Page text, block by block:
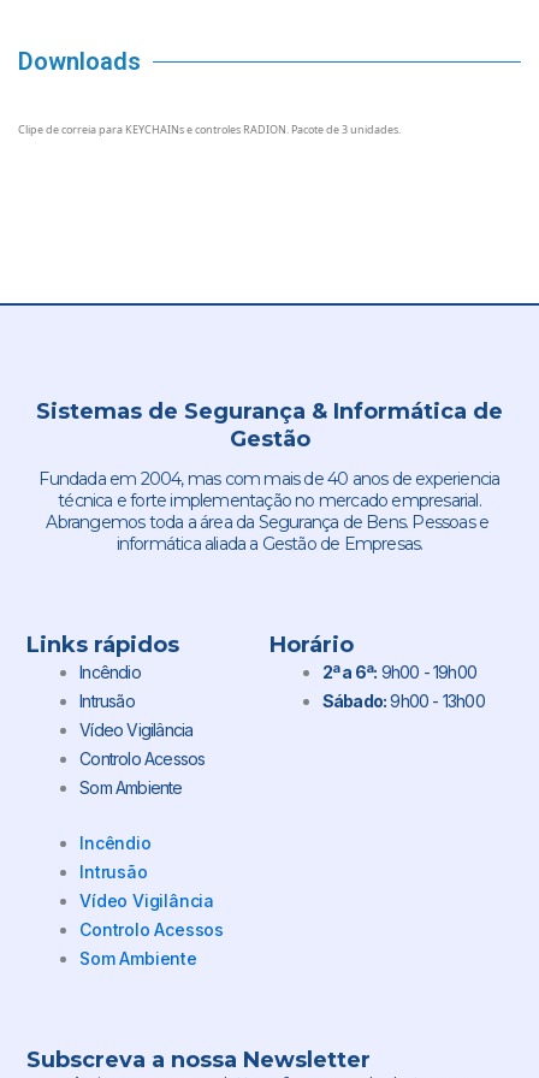
Downloads
Clipe de correia para KEYCHAINs e controles RADION. Pacote de 3 unidades.
Sistemas de Segurança & Informática de
Gestão
Fundada em 2004, mas com mais de 40 anos de experiencia
técnica e forte implementação no mercado empresarial.
Abrangemos toda a área da Segurança de Bens. Pessoas e
informática aliada a Gestão de Empresas.
Links rápidos
Incêndio
Intrusão
Vídeo Vigilância
Controlo Acessos
Som Ambiente
Incêndio
Intrusão
Vídeo Vigilância
Controlo Acessos
Som Ambiente
Horário
2ª a 6ª: 9h00 - 19h00
Sábado:9h00 - 13h00
Subscreva a nossa Newsletter